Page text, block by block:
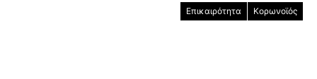
Επικαιρότητα Κορωνοϊός